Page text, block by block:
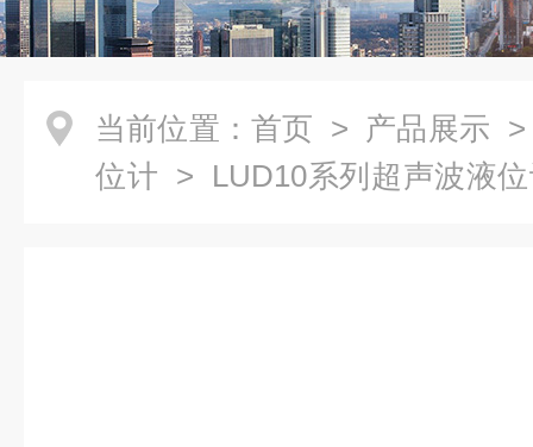
当前位置： 首页 > 产品展示
位计 > LUD10系列超声波液